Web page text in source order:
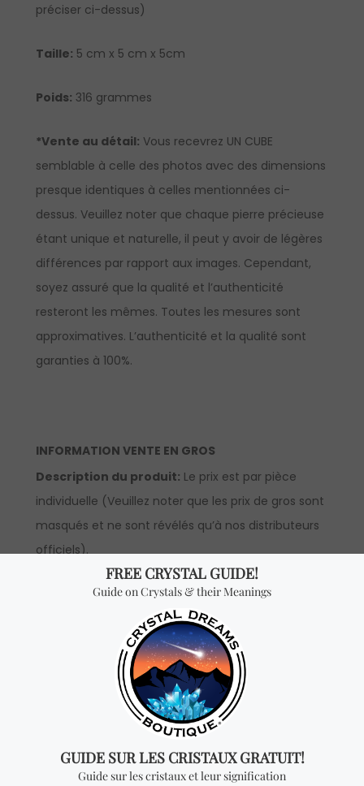
préciser ci-dessus)
Taille: 5 cm x 5 cm x 5cm
Poids: 316 grammes
*Vente au détail: Vous recevrez UN CUBE
semblable à celle des photos avec des dimensions
presque identiques à celles mentionnées ci-
dessus. Veuillez noter que chaque pierre précieuse
étant unique et naturelle, il peut y avoir de légères
différences par rapport aux images. Cependant,
soyez assuré que la qualité et l’authenticité
resteront les mêmes. Toutes les mesures sont
approximatives. L’authenticité et la qualité sont
garanties à 100%.
INFORMATION VENTE EN GROS
Description du produit: Le prix est par pièce
individuelle (Veuillez noter que les prix de gros sont
masqués et ne sont révélés qu’à nos distributeurs
officiels).
*Vente en gros:Le prix est par pièce et vous
recevrez UN CUBE pour chaque quantité ajoutée.
Pour pouvoir voir les prix de gros, vous devrez faire
une demande pour devenir un distributeur officiel.
Vous cherchez quelque
chose de spécial? Jetez